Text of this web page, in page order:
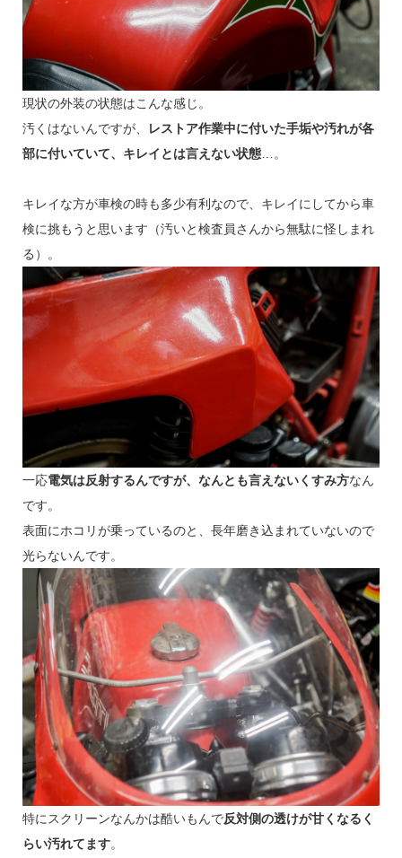
現状の外装の状態はこんな感じ。
汚くはないんですが、
レストア作業中に付いた手垢や汚れが各
部に付いていて、キレイとは言えない状態…。
キレイな方が車検の時も多少有利なので、キレイにしてから車
検に挑もうと思います（汚いと検査員さんから無駄に怪しまれ
る）。
一応電気は反射するんですが、なんとも言えないくすみ方なん
です。
表面にホコリが乗っているのと、長年磨き込まれていないので
光らないんです。
特にスクリーンなんかは酷いもんで反対側の透けが甘くなるく
らい汚れてます。